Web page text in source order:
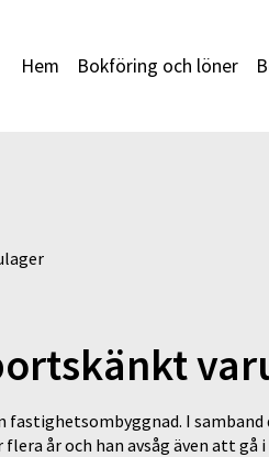
Hem Bokföring och löner
I samband
år och han avsåg även att gå